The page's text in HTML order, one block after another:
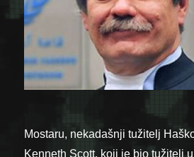
Mostaru, nekadašnji tužitelj
Kenneth Scott, koji je bio tužitelj